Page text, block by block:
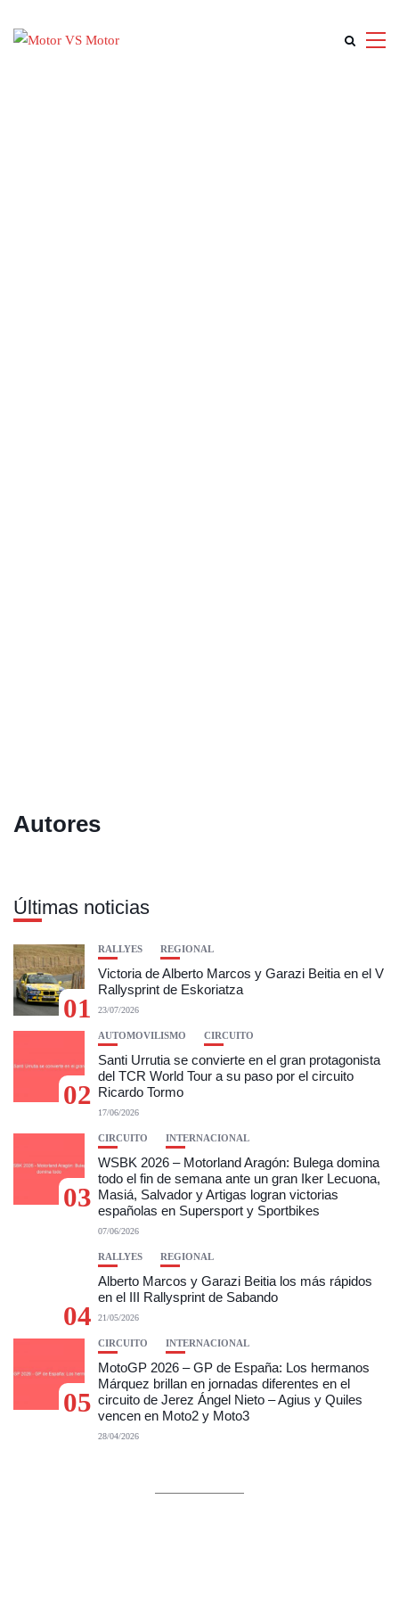
Autores
Últimas noticias
01
RALLYES REGIONAL
Victoria de Alberto Marcos y Garazi Beitia en el V
Rallysprint de Eskoriatza
23/07/2026
02
AUTOMOVILISMO CIRCUITO
Santi Urrutia se convierte en el gran protagonista
del TCR World Tour a su paso por el circuito
Ricardo Tormo
17/06/2026
03
CIRCUITO INTERNACIONAL
WSBK 2026 – Motorland Aragón: Bulega domina
todo el fin de semana ante un gran Iker Lecuona,
Masiá, Salvador y Artigas logran victorias
españolas en Supersport y Sportbikes
07/06/2026
04
RALLYES REGIONAL
Alberto Marcos y Garazi Beitia los más rápidos
en el III Rallysprint de Sabando
21/05/2026
05
CIRCUITO INTERNACIONAL
MotoGP 2026 – GP de España: Los hermanos
Márquez brillan en jornadas diferentes en el
circuito de Jerez Ángel Nieto – Agius y Quiles
vencen en Moto2 y Moto3
28/04/2026